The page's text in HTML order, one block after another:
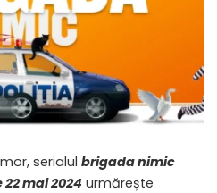
serialul brigada nimic
mai 2024 urmărește